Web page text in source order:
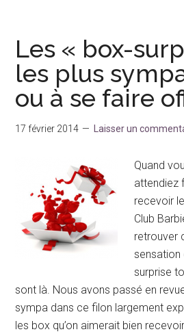
comment
se
protéger ?
Les « box-
les plus
ou à se faire
17 février 2014 Laisser un
Quand
attendiez
recevoir
Club
retrouver
sensation
surprise
sont là. Nous avons passé en
sympa dans ce filon largement
les box qu’on aimerait bien